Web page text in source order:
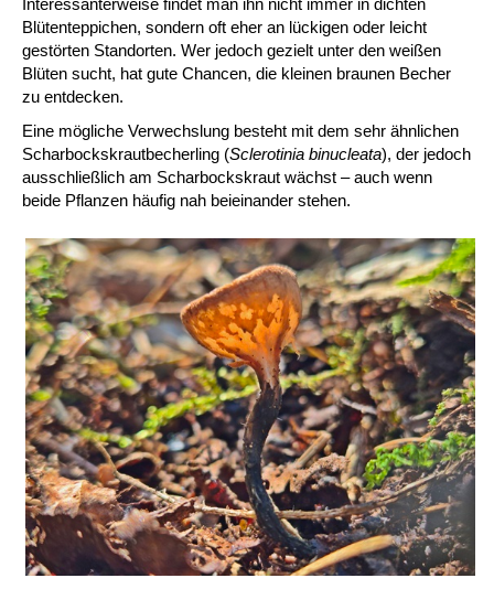
Blütenteppichen, sondern oft eher an lückigen oder leicht
gestörten Standorten. Wer jedoch gezielt unter den weißen
Blüten sucht, hat gute Chancen, die kleinen braunen Becher
zu entdecken.
Eine mögliche Verwechslung besteht mit dem sehr ähnlichen
Scharbockskrautbecherling (Sclerotinia binucleata), der jedoch
ausschließlich am Scharbockskraut wächst – auch wenn
beide Pflanzen häufig nah beieinander stehen.